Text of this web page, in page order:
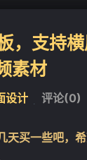
，支持
素材
设计 评论(0)
买一些吧，